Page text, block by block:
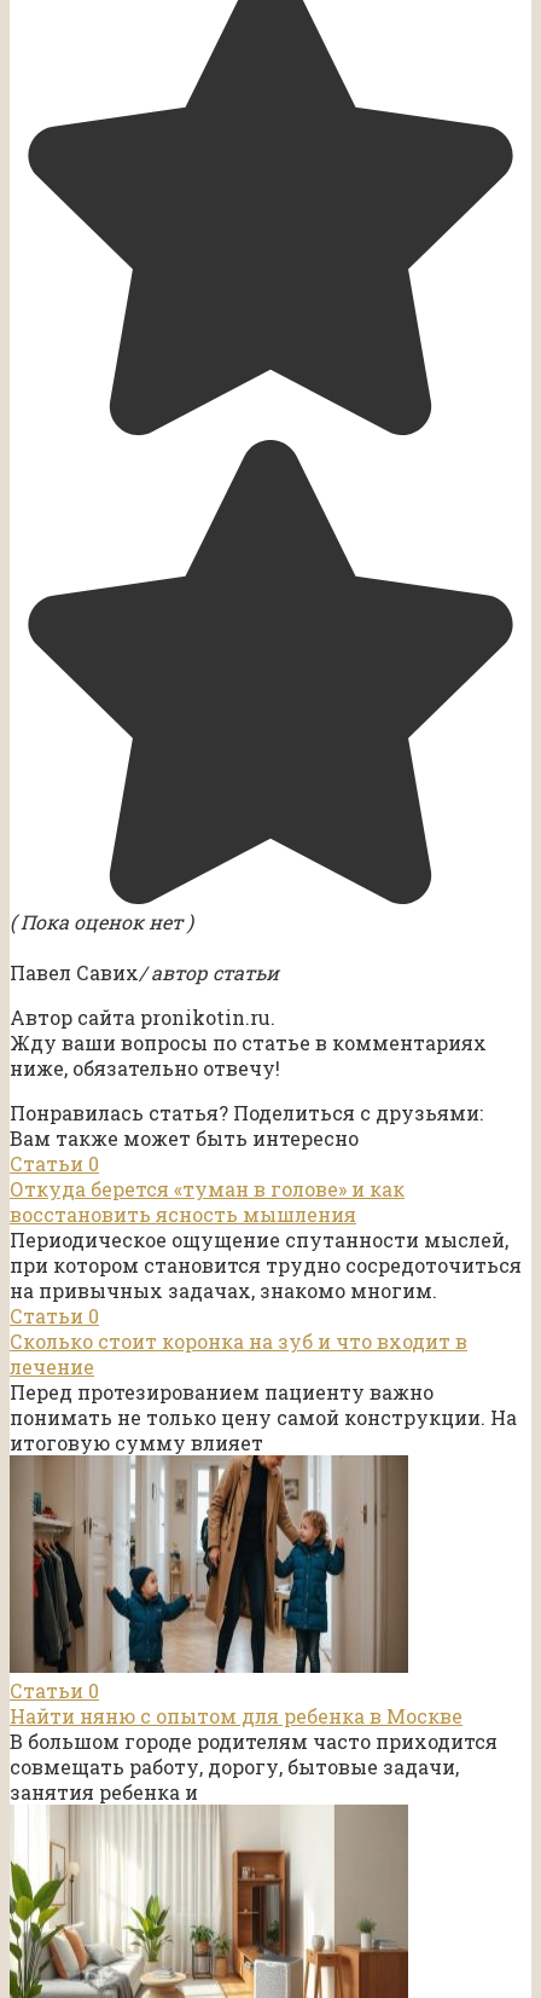
( Пока оценок нет )
Павел Савих/ автор статьи
Автор сайта pronikotin.ru.
Жду ваши вопросы по статье в комментариях
ниже, обязательно отвечу!
Понравилась статья? Поделиться с друзьями:
Вам также может быть интересно
Статьи 0
Откуда берется «туман в голове» и как
восстановить ясность мышления
Периодическое ощущение спутанности мыслей,
при котором становится трудно сосредоточиться
на привычных задачах, знакомо многим.
Статьи 0
Сколько стоит коронка на зуб и что входит в
лечение
Перед протезированием пациенту важно
понимать не только цену самой конструкции. На
итоговую сумму влияет
Статьи 0
Найти няню с опытом для ребенка в Москве
В большом городе родителям часто приходится
совмещать работу, дорогу, бытовые задачи,
занятия ребенка и